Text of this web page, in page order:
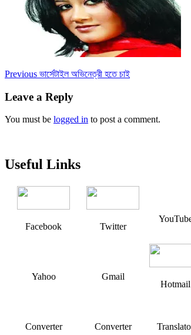
Post
navigation
Previous Previous
ভার্সেটাইল অভিনেত্রী হতে চাই
Leave a Reply
You must be logged in to post a comment.
Useful Links
Facebook Twitter
Yahoo Gmail
Hotmail
Converter Converter